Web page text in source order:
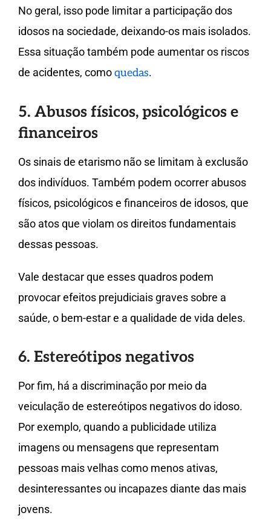
No geral, isso pode limitar a participação dos
idosos na sociedade, deixando-os mais isolados.
Essa situação também pode aumentar os riscos
de acidentes, comoquedas.
5. Abusos físicos, psicológicos e
financeiros
Os sinais de etarismo não se limitam à exclusão
dos indivíduos. Também podem ocorrer abusos
físicos, psicológicos e financeiros de idosos, que
são atos que violam os direitos fundamentais
dessas pessoas.
Vale destacar que esses quadros podem
provocar efeitos prejudiciais graves sobre a
saúde, o bem-estar e a qualidade de vida deles.
6. Estereótipos negativos
Por fim, há a discriminação por meio da
veiculação de estereótipos negativos do idoso.
Por exemplo, quando a publicidade utiliza
imagens ou mensagens que representam
pessoas mais velhas como menos ativas,
desinteressantes ou incapazes diante das mais
jovens.